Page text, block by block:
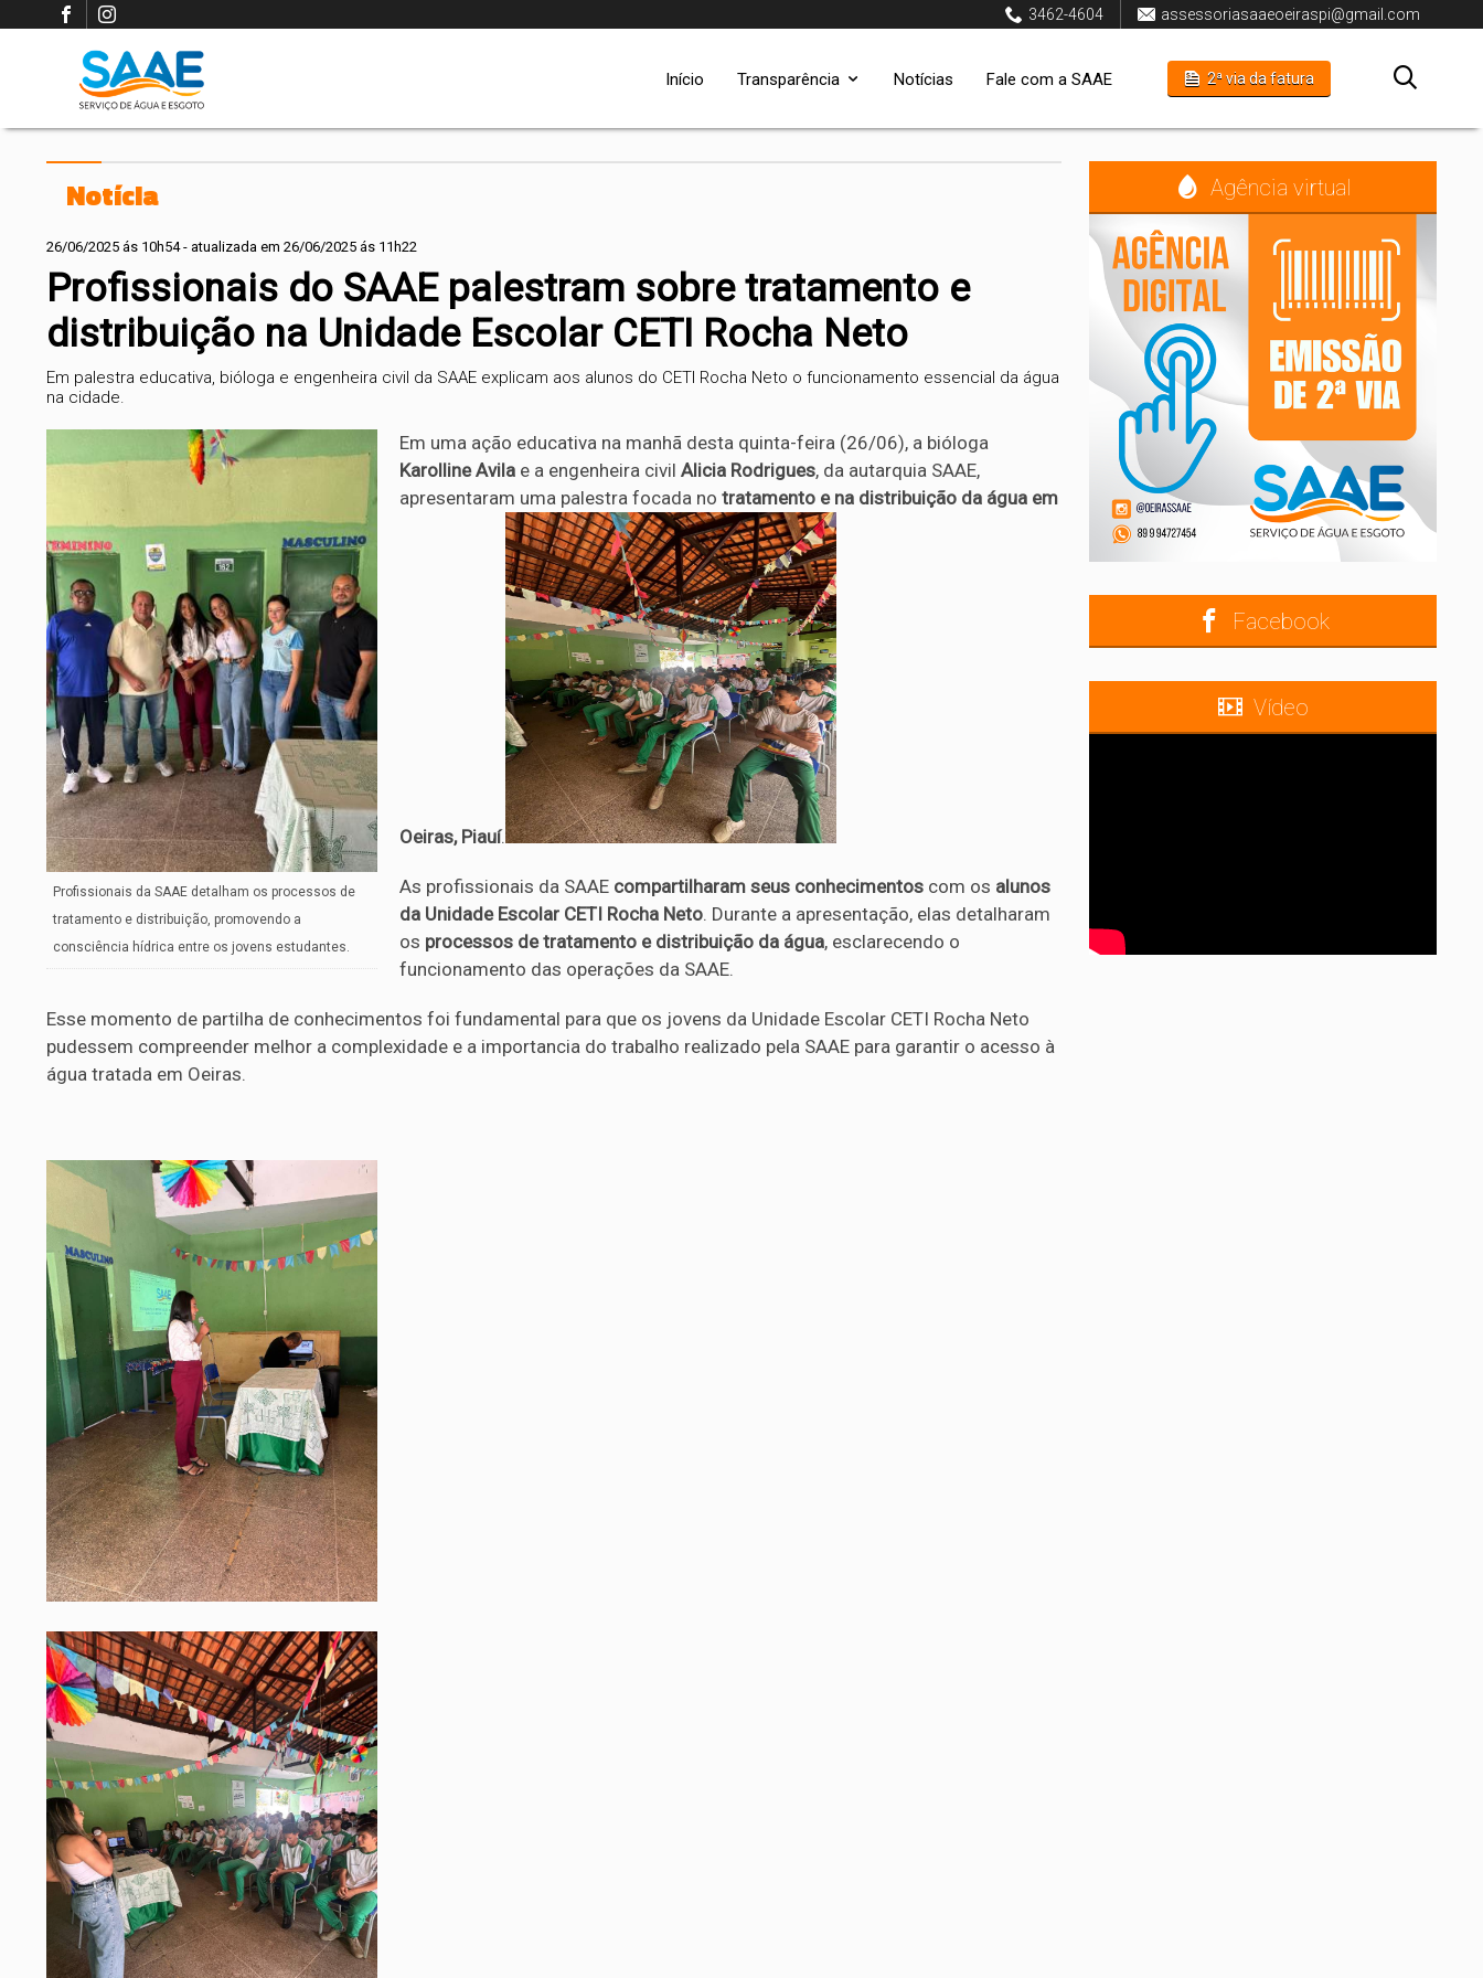
assessoriasaaeoeiraspi@gmail.com
3462-4604
2ª via da fatura
Fale com a SAAE
Notícias
Transparência
Início
Notícia
26/06/2025 ás 10h54 - atualizada em 26/06/2025 ás 11h22
Profissionais do SAAE palestram sobre tratamento e
distribuição na Unidade Escolar CETI Rocha Neto
Em palestra educativa, bióloga e engenheira civil da SAAE explicam aos alunos do CETI Rocha Neto o funcionamento essencial da água
na cidade.
Profissionais da SAAE detalham os processos de
tratamento e distribuição, promovendo a
consciência hídrica entre os jovens estudantes.
Em uma ação educativa na manhã desta quinta-feira (26/06), a bióloga
Karolline Avila e a engenheira civil Alicia Rodrigues, da autarquia SAAE,
apresentaram uma palestra focada no tratamento e na distribuição da água em
Oeiras, Piauí.
As profissionais da SAAE compartilharam seus conhecimentos com os alunos
da Unidade Escolar CETI Rocha Neto. Durante a apresentação, elas detalharam
os processos de tratamento e distribuição da água, esclarecendo o
funcionamento das operações da SAAE.
Esse momento de partilha de conhecimentos foi fundamental para que os jovens da Unidade Escolar CETI Rocha Neto
pudessem compreender melhor a complexidade e a importancia do trabalho realizado pela SAAE para garantir o acesso à
água tratada em Oeiras.
Agência virtual
Facebook
Vídeo